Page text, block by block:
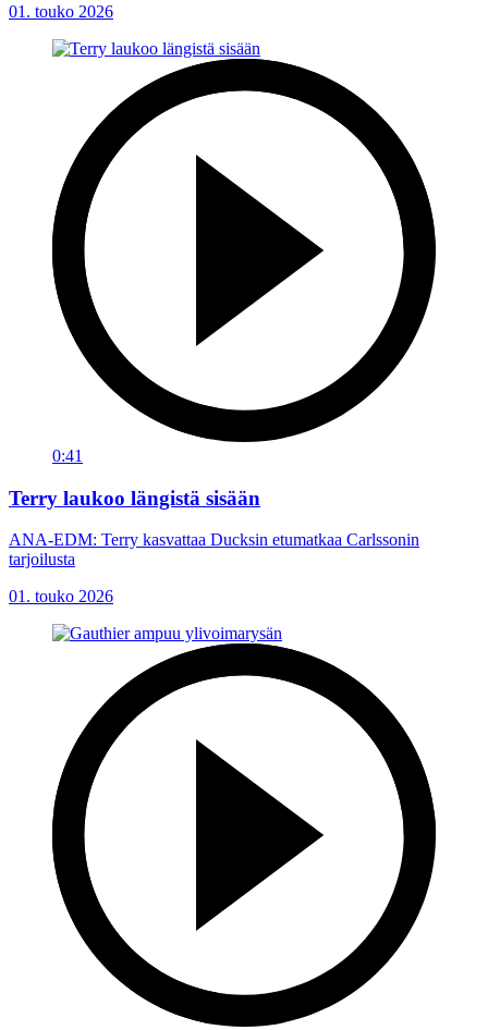
01. touko 2026
0:41
Terry laukoo längistä sisään
ANA-EDM: Terry kasvattaa Ducksin etumatkaa Carlssonin
tarjoilusta
01. touko 2026